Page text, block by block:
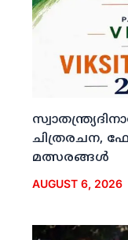
ചിത്രരചന,
മത്സരങ്ങള്‍
AUGUST 6, 2026